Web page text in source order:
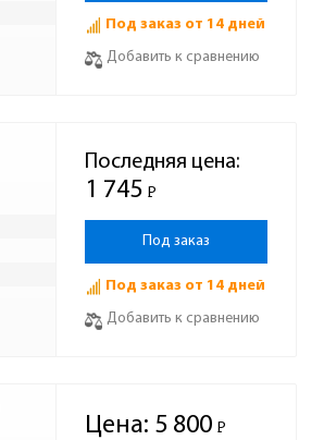
Под заказ от 14 дней
Добавить к сравнению
Последняя цена:
1 745 Р
-
Под заказ
Под заказ от 14 дней
Добавить к сравнению
Цена: 5 800 Р
-